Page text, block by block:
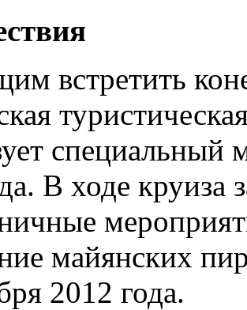
встретить
специальный
В ходе круиза
майянских
2012 года.